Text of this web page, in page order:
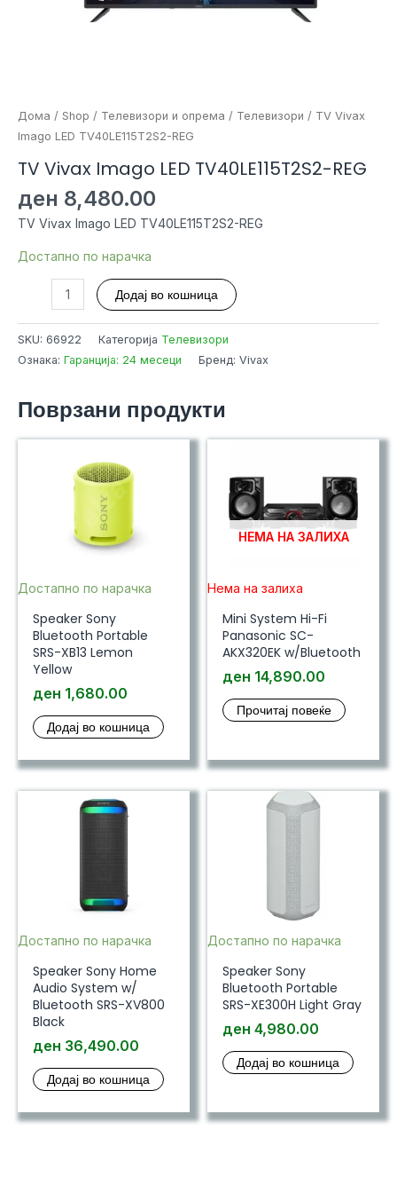
Дома / Shop / Телевизори и опрема / Телевизори / TV Vivax
Imago LED TV40LE115T2S2-REG
TV Vivax Imago LED TV40LE115T2S2-REG
ден 8,480.00
TV Vivax Imago LED TV40LE115T2S2-REG
Достапно по нарачка
Imago
TV40LE115T2S2-
количина
Додај во кошница
SKU: 66922 Категорија Телевизори
Ознака: Гаранција: 24 месеци Бренд: Vivax
Поврзани продукти
Достапно по нарачка
Speaker Sony
Bluetooth Portable
SRS-XB13 Lemon
Yellow
ден 1,680.00
Додај во кошница
НЕМА НА ЗАЛИХА
Нема на залиха
Mini System Hi-Fi
Panasonic SC-
AKX320EK w/Bluetooth
ден 14,890.00
Прочитај повеќе
Достапно по нарачка
Speaker Sony Home
Audio System w/
Bluetooth SRS-XV800
Black
ден 36,490.00
Додај во кошница
Достапно по нарачка
Speaker Sony
Bluetooth Portable
SRS-XE300H Light Gray
ден 4,980.00
Додај во кошница